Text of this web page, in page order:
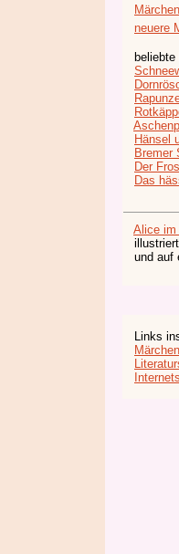
neuere
beliebte
Hänsel
Bremer
Der
Das
Alice im
illustriert
und auf
Links